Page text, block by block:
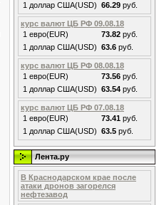
1 доллар США(USD) 66.29 руб.
курс валют ЦБ РФ 09.08.18
1 евро(EUR)
73.82 руб.
1 доллар США(USD) 63.6 руб.
курс валют ЦБ РФ 08.08.18
1 евро(EUR)
73.56 руб.
1 доллар США(USD) 63.54 руб.
курс валют ЦБ РФ 07.08.18
1 евро(EUR)
73.41 руб.
1 доллар США(USD) 63.5 руб.
Лента.ру
В Краснодарском крае после
атаки дронов загорелся
нефтезавод